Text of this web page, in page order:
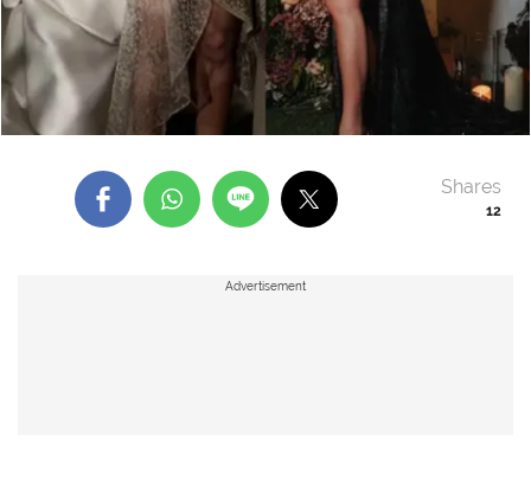
12
Shares
Advertisement